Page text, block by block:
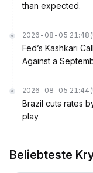
than expected.
2026-08-05 21:48
Fed’s Kashkari
Against a
2026-08-05 21:44
Brazil cuts rates
play
Beliebteste